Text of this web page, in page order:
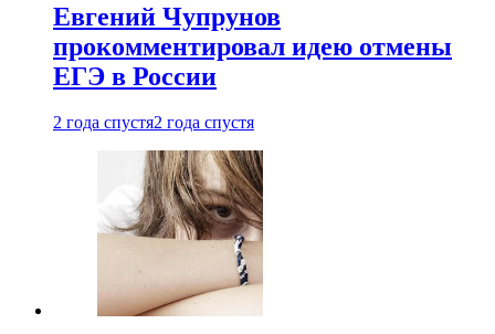
Евгений Чупрунов
прокомментировал идею отмены
ЕГЭ в России
2 года спустя2 года спустя